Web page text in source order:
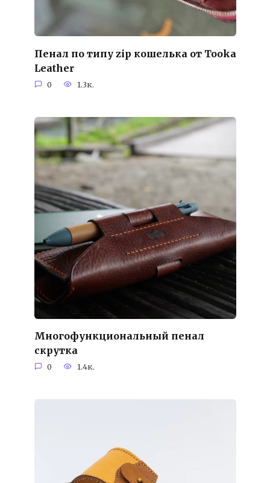
Пенал по типу zip кошелька от Tooka
Leather
0 1.3к.
Многофункциональный пенал
скрутка
0 1.4к.